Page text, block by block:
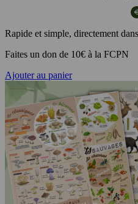
Rapide et simple, directement
Faites un don de 10€ à la FCPN
Ajouter au panier